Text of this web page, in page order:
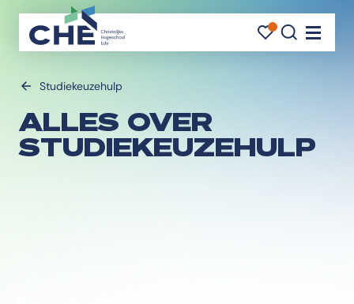
Studiekeuzehulp
ALLES OVER
STUDIEKEUZEHULP